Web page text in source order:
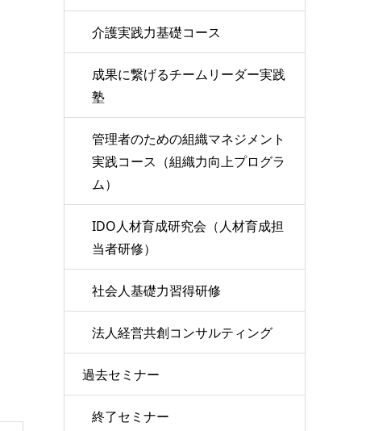
介護実践力基礎コース
成果に繋げるチームリーダー実践
塾
管理者のための組織マネジメント
実践コース（組織力向上プログラ
ム）
IDO人材育成研究会（人材育成担
当者研修）
社会人基礎力習得研修
法人経営共創コンサルティング
過去セミナー
終了セミナー